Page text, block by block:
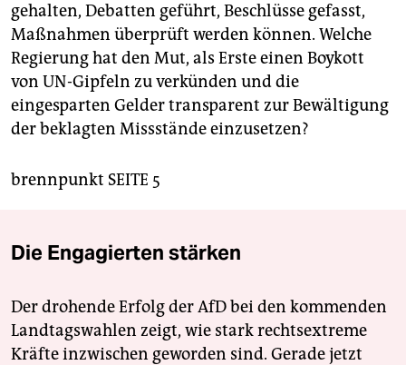
gehalten, Debatten geführt, Beschlüsse gefasst,
Maßnahmen überprüft werden können. Welche
Regierung hat den Mut, als Erste einen Boykott
von UN-Gipfeln zu verkünden und die
eingesparten Gelder transparent zur Bewältigung
der beklagten Missstände einzusetzen?
brennpunkt SEITE 5
Die Engagierten stärken
Der drohende Erfolg der AfD bei den kommenden
Landtagswahlen zeigt, wie stark rechtsextreme
Kräfte inzwischen geworden sind. Gerade jetzt